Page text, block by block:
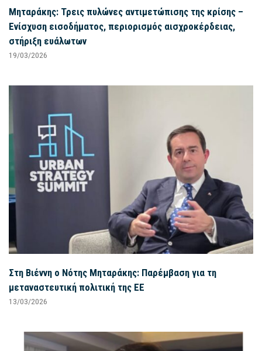
Μηταράκης: Τρεις πυλώνες αντιμετώπισης της κρίσης –
Ενίσχυση εισοδήματος, περιορισμός αισχροκέρδειας,
στήριξη ευάλωτων
19/03/2026
Στη Βιέννη ο Νότης Μηταράκης: Παρέμβαση για τη
μεταναστευτική πολιτική της ΕΕ
13/03/2026